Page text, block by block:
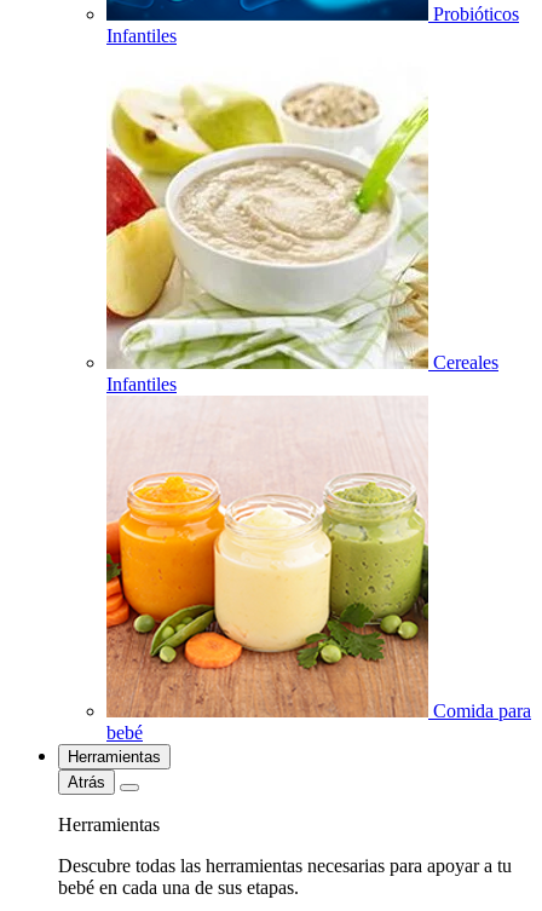
Probióticos
Infantiles
Cereales
Infantiles
Comida para
bebé
Herramientas
Atrás
Herramientas
Descubre todas las herramientas necesarias para apoyar a tu
bebé en cada una de sus etapas.